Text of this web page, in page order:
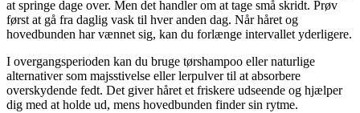
at springe dage over. Men det handler om at tage små skridt. Prøv
først at gå fra daglig vask til hver anden dag. Når håret og
hovedbunden har vænnet sig, kan du forlænge intervallet yderligere.
I overgangsperioden kan du bruge tørshampoo eller naturlige
alternativer som majsstivelse eller lerpulver til at absorbere
overskydende fedt. Det giver håret et friskere udseende og hjælper
dig med at holde ud, mens hovedbunden finder sin rytme.